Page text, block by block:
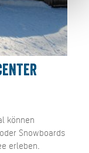
können
Snowboards
erleben.